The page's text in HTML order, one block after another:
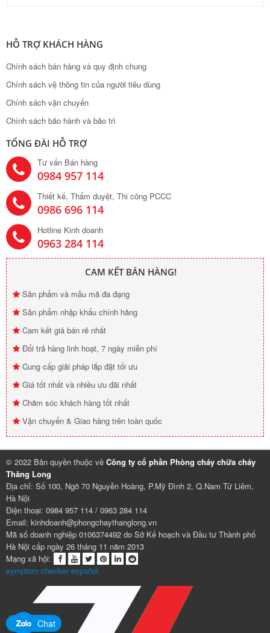
HỖ TRỢ KHÁCH HÀNG
Chính sách bán hàng và quy định chung
Chính sách vệ thông tin của người tiêu dùng
Chính sách vận chuyển
Chính sách bảo hành và bảo trì
TỔNG ĐÀI HỖ TRỢ
Tư vấn Bán hàng
0984 957 114
Thiết kế, Thẩm duyệt, Thi công PCCC
0986 696 114
Hotline Kinh doanh
0963 284 114
CAM KẾT BÁN HÀNG!
Sản phẩm và mẫu mã đa đạng
Sản phẩm nhập khẩu chính hãng
Cam kết giá bán rẻ nhất
Đổi trả hàng linh hoạt, 7 ngày miễn phí
Cung cấp giải pháp lắp đặt tối ưu
Giá tốt nhất và nhiều ưu đãi nhất
Chăm sóc khách hàng tốt nhất
Vận chuyển & Giao hàng trên toàn quốc
© 2022 Bản quyền thuộc về Công ty cổ phần Phòng cháy chữa cháy
Thăng Long
Địa chỉ: Số 100, Ngõ 70 Nguyễn Hoàng, P.Mỹ Đình 2, Q.Nam Từ Liêm,
Hà Nội
Điện thoại: 0984 957 114 / 0963 284 114
Email: kinhdoanh@phongchaythanglong.vn
Mã số doanh nghiệp 0106374492 do Sở Kế hoạch và Đầu tư Thành phố
Hà Nội cấp ngày 26 tháng 11 năm 2013
Mạng xã hội:
symptom checker español
Chat